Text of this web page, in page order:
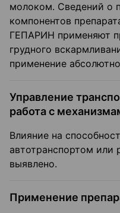
молоком. Сведений о
компонентов
ГЕПАРИН применяют
грудного
применение
Управление
работа с
Влияние на
автотранспортом или
выявлено.
Применение